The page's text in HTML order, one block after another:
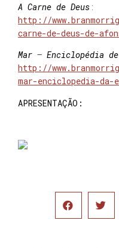
A Carne de Deus :
http://
carne-de-deus-de-
Mar – Enciclopédia
http://
mar-enciclopedia-
APRESENTAÇÃO: